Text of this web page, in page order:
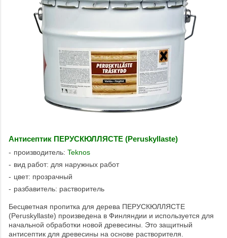
Антисептик ПЕРУСКЮЛЛЯСТЕ (Peruskyllaste)
производитель: Teknos
вид работ: для наружных работ
цвет: прозрачный
разбавитель: растворитель
Бесцветная пропитка для дерева ПЕРУСКЮЛЛЯСТЕ
(Peruskyllaste) произведена в Финляндии и используется для
начальной обработки новой древесины. Это защитный
антисептик для древесины на основе растворителя.